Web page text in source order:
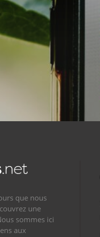
que nous
une
sommes ici
aux